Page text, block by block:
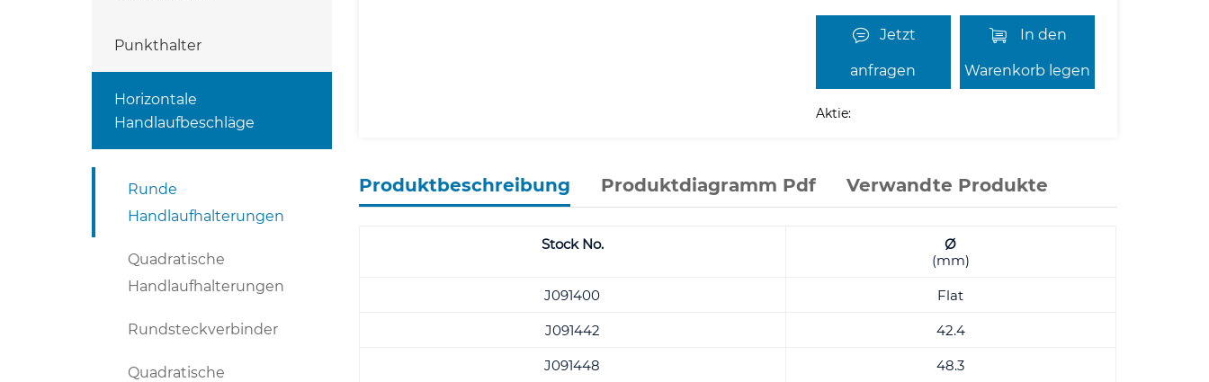
Punkthalter
Horizontale
Handlaufbeschläge
Runde
Handlaufhalterungen
Quadratische
Handlaufhalterungen
Rundsteckverbinder
Quadratische
Jetzt
anfragen
In den
Warenkorb legen
Aktie:
Produktbeschreibung Produktdiagramm Pdf Verwandte Produkte
Stock No.
Ø
(mm)
J091400
Flat
J091442
42.4
J091448
48.3